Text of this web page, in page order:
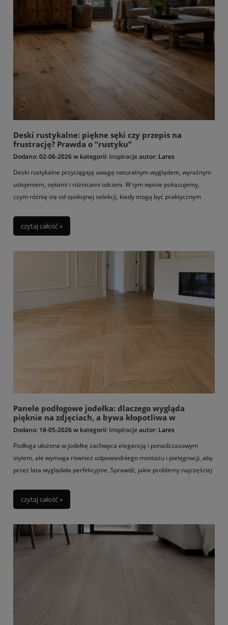
Deski rustykalne: piękne sęki czy przepis na
frustrację? Prawda o “rustyku”
Dodano:02-06-2026w kategorii: Inspiracjeautor: Lares
Deski rustykalne przyciągają uwagę naturalnym wyglądem, wyraźnym
usłojeniem, sękami i różnicami odcieni. W tym wpisie pokazujemy,
czym różnią się od spokojnej selekcji, kiedy mogą być praktycznym
próbki, zdjęcia realizacji i parametry deski warstwowej, żeby
świadomie wybrać podłogę z charakterem.
czytaj całość »
Panele podłogowe jodełka: dlaczego wygląda
pięknie na zdjęciach, a bywa kłopotliwa w
użytkowaniu
Dodano: 18-05-2026w kategorii: Inspiracjeautor: Lares
Podłoga ułożona w jodełkę zachwyca elegancją i ponadczasowym
stylem, ale wymaga również odpowiedniego montażu i pielęgnacji, aby
przez lata wyglądała perfekcyjnie. Sprawdź, jakie problemy najczęściej
błędów wpływających na trwałość i komfort użytkowania podłogi.
czytaj całość »